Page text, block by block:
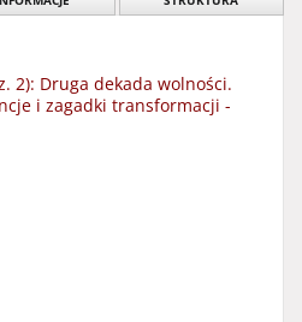
2): Druga dekada wolności.
i zagadki transformacji -